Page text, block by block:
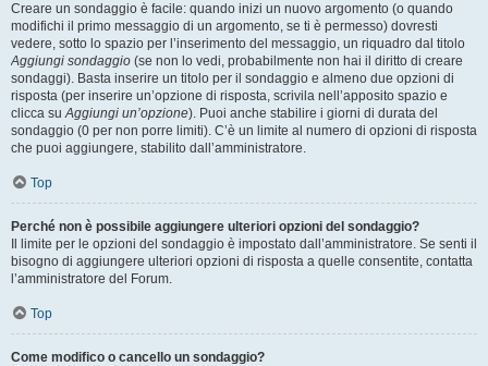
Creare un sondaggio è facile: quando inizi un nuovo argomento (o quando
modifichi il primo messaggio di un argomento, se ti è permesso) dovresti
vedere, sotto lo spazio per l’inserimento del messaggio, un riquadro dal titolo
Aggiungi sondaggio (se non lo vedi, probabilmente non hai il diritto di creare
sondaggi). Basta inserire un titolo per il sondaggio e almeno due opzioni di
risposta (per inserire un’opzione di risposta, scrivila nell’apposito spazio e
clicca suAggiungi un’opzione). Puoi anche stabilire i giorni di durata del
sondaggio (0 per non porre limiti). C’è un limite al numero di opzioni di risposta
che puoi aggiungere, stabilito dall’amministratore.
Top
Perché non è possibile aggiungere ulteriori opzioni del sondaggio?
Il limite per le opzioni del sondaggio è impostato dall’amministratore. Se senti il
bisogno di aggiungere ulteriori opzioni di risposta a quelle consentite, contatta
l’amministratore del Forum.
Top
Come modifico o cancello un sondaggio?